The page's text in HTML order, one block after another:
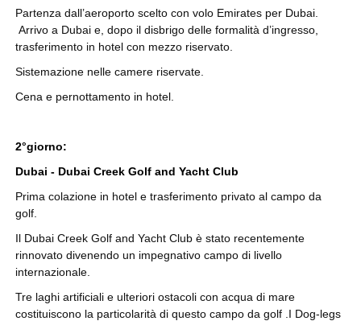
Partenza dall’aeroporto scelto con volo Emirates per Dubai.
Arrivo a Dubai e, dopo il disbrigo delle formalità d’ingresso,
trasferimento in hotel con mezzo riservato.
Sistemazione nelle camere riservate.
Cena e pernottamento in hotel.
2°giorno:
Dubai - Dubai Creek Golf and Yacht Club
Prima colazione in hotel e trasferimento privato al campo da
golf.
Il Dubai Creek Golf and Yacht Club è stato recentemente
rinnovato divenendo un impegnativo campo di livello
internazionale.
Tre laghi artificiali e ulteriori ostacoli con acqua di mare
costituiscono la particolarità di questo campo da golf .I Dog-legs